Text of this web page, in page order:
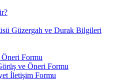
Güzergah ve Durak Bilgileri
Öneri Formu
ve Öneri Formu
İletişim Formu